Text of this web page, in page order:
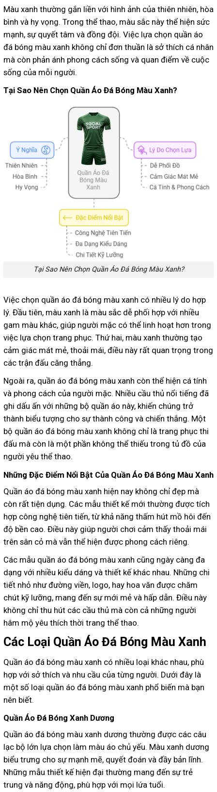
Màu xanh thường gắn liền với hình ảnh của thiên nhiên, hòa
bình và hy vọng. Trong thể thao, màu sắc này thể hiện sức
mạnh, sự quyết tâm và đồng đội. Việc lựa chọn quần áo
đá bóng màu xanh không chỉ đơn thuần là sở thích cá nhân
mà còn phản ánh phong cách sống và quan điểm về cuộc
sống của mỗi người.
Tại Sao Nên Chọn Quần Áo Đá Bóng Màu Xanh?
Tại Sao Nên Chọn Quần Áo Đá Bóng Màu Xanh?
Việc chọn quần áo đá bóng màu xanh có nhiều lý do hợp
lý. Đầu tiên, màu xanh là màu sắc dễ phối hợp với nhiều
gam màu khác, giúp người mặc có thể linh hoạt hơn trong
việc lựa chọn trang phục. Thứ hai, màu xanh thường tạo
cảm giác mát mẻ, thoải mái, điều này rất quan trọng trong
các trận đấu căng thẳng.
Ngoài ra, quần áo đá bóng màu xanh còn thể hiện cá tính
và phong cách của người mặc. Nhiều cầu thủ nổi tiếng đã
ghi dấu ấn với những bộ quần áo này, khiến chúng trở
thành biểu tượng cho sự thành công và chiến thắng. Một
bộ quần áo đá bóng màu xanh không chỉ là trang phục thi
đấu mà còn là một phần không thể thiếu trong tủ đồ của
người yêu thể thao.
Những Đặc Điểm Nổi Bật Của Quần Áo Đá Bóng Màu Xanh
Quần áo đá bóng màu xanh hiện nay không chỉ đẹp mà
còn rất tiện dụng. Các mẫu thiết kế mới thường được tích
hợp công nghệ tiên tiến, từ khả năng thấm hút mồ hôi đến
độ bền cao. Điều này giúp người chơi cảm thấy thoải mái
trên sân cỏ mà vẫn thể hiện được phong cách riêng.
Các mẫu quần áo đá bóng màu xanh cũng ngày càng đa
dạng với nhiều kiểu dáng và thiết kế khác nhau. Những chi
tiết nhỏ như đường viền, logo, hay hoa văn được chăm
chút kỹ lưỡng, mang đến sự mới mẻ và hấp dẫn. Điều này
không chỉ thu hút các cầu thủ mà còn cả những người
hâm mộ yêu thích thời trang thể thao.
Các Loại Quần Áo Đá Bóng Màu Xanh
Quần áo đá bóng màu xanh có nhiều loại khác nhau, phù
hợp với sở thích và nhu cầu của từng người. Dưới đây là
một số loại quần áo đá bóng màu xanh phổ biến mà bạn
nên biết.
Quần Áo Đá Bóng Xanh Dương
Quần áo đá bóng màu xanh dương thường được các câu
lạc bộ lớn lựa chọn làm màu áo chủ yếu. Màu xanh dương
biểu trưng cho sự mạnh mẽ, quyết đoán và đầy bản lĩnh.
Những mẫu thiết kế hiện đại thường mang đến sự trẻ
trung và năng động, phù hợp với mọi lứa tuổi.